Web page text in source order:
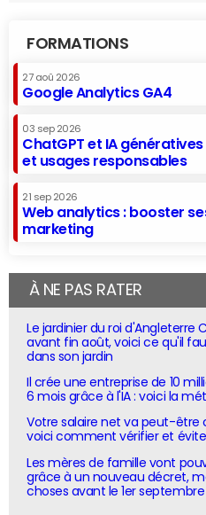
FORMATIONS
27 aoû 2026
Google Analytics GA4
03 sep 2026
ChatGPT et IA
et usages responsables
21 sep 2026
Web analytics : booster
marketing
À NE PAS RATER
Le jardinier du roi d'Angleterre
avant fin août, voici ce qu'il
dans son jardin
Il crée une entreprise de 10
6 mois grâce à l'IA : voici la
Votre salaire net va peut-être
voici comment vérifier et
Les mères de famille vont
grâce à un nouveau décret,
choses avant le 1er septembre